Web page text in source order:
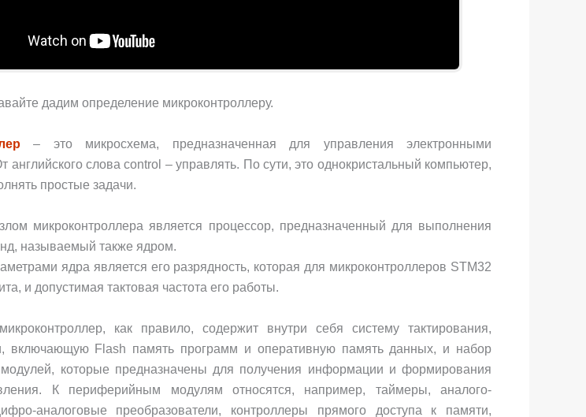
дадим определение микроконтроллеру.
– это микросхема, предназначенная для управления электронными
английского слова control – управлять. По сути, это однокристальный компьютер,
простые задачи.
микроконтроллера является процессор, предназначенный для выполнения
называемый также ядром.
ядра является его разрядность, которая для микроконтроллеров STM32
и допустимая тактовая частота его работы.
как правило, содержит внутри себя систему тактирования,
включающую Flash память программ и оперативную память данных, и набор
которые предназначены для получения информации и формирования
К периферийным модулям относятся, например, таймеры, аналого-
аналоговые преобразователи, контроллеры прямого доступа к памяти,